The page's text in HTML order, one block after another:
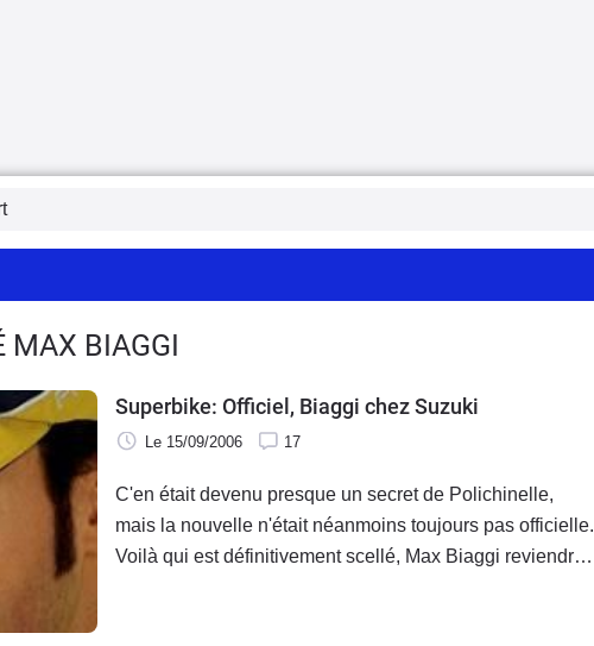
MAX BIAGGI
Superbike: Officiel, Biaggi chez Suzuki
Le 15/09/2006 17
C'en était devenu presque un secret de Polichinelle,
mais la nouvelle n'était néanmoins toujours pas officielle.
Voilà qui est définitivement scellé, Max Biaggi reviendra